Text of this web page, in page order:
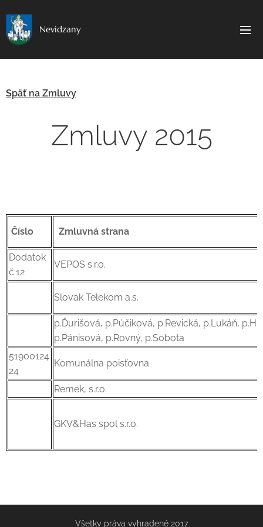
Nevidzany
Späť na Zmluvy
Zmluvy 2015
Číslo Zmluvná strana
Dodatok
č.12
VEPOS s.r.o.
Slovak Telekom a.s.
p.Ďurišová, p.Púčiková, p.Revická, p.Lukáň,
p.Pánisová, p.Rovný, p.Sobota
51900124
24
Komunálna poisťovna
Remek, s.r.o.
GKV&Has spol s.r.o.
Všetky práva vyhradené 2017